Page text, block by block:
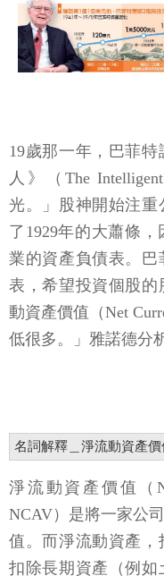
19歲那一年，巴菲
人》（The
光。」股神開始注
了1929年的大蕭條
業的資產負債表。
表，希望投資個股
動資產價值（Net
低很多。」雅諾德分
名詞解釋＿淨流動資產價
淨流動資產價值（
NCAV）是將一家公
值。而淨流動資產，
扣除長期資產（例